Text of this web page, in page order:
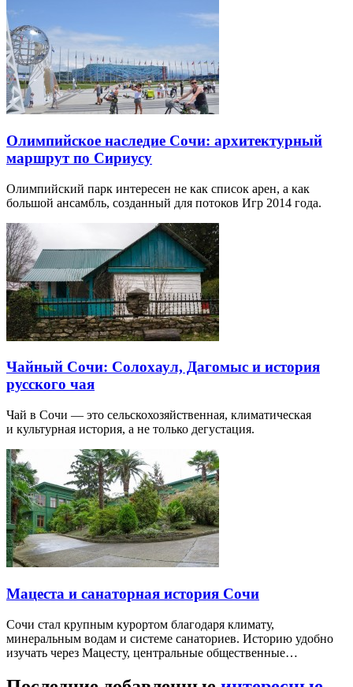
Олимпийское наследие Сочи: архитектурный
маршрут по Сириусу
Олимпийский парк интересен не как список арен, а как
большой ансамбль, созданный для потоков Игр 2014 года.
Чайный Сочи: Солохаул, Дагомыс и история
русского чая
Чай в Сочи — это сельскохозяйственная, климатическая
и культурная история, а не только дегустация.
Мацеста и санаторная история Сочи
Сочи стал крупным курортом благодаря климату,
минеральным водам и системе санаториев. Историю удобно
изучать через Мацесту, центральные общественные…